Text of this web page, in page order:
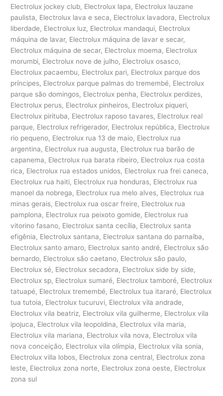
Electrolux jockey club, Electrolux lapa, Electrolux lauzane
paulista, Electrolux lava e seca, Electrolux lavadora, Electrolux
liberdade, Electrolux luz, Electrolux mandaqui, Electrolux
máquina de lavar, Electrolux máquina de lavar e secar,
Electrolux máquina de secar, Electrolux moema, Electrolux
morumbi, Electrolux nove de julho, Electrolux osasco,
Electrolux pacaembu, Electrolux pari, Electrolux parque dos
príncipes, Electrolux parque palmas do tremembé, Electrolux
parque são domingos, Electrolux penha, Electrolux perdizes,
Electrolux perus, Electrolux pinheiros, Electrolux piqueri,
Electrolux pirituba, Electrolux raposo tavares, Electrolux real
parque, Electrolux refrigerador, Electrolux república, Electrolux
rio pequeno, Electrolux rua 13 de maio, Electrolux rua
argentina, Electrolux rua augusta, Electrolux rua barão de
capanema, Electrolux rua barata ribeiro, Electrolux rua costa
rica, Electrolux rua estados unidos, Electrolux rua frei caneca,
Electrolux rua haiti, Electrolux rua honduras, Electrolux rua
manoel da nobrega, Electrolux rua melo alves, Electrolux rua
minas gerais, Electrolux rua oscar freire, Electrolux rua
pamplona, Electrolux rua peixoto gomide, Electrolux rua
vitorino fasano, Electrolux santa cecília, Electrolux santa
efigênia, Electrolux santana, Electrolux santana do parnaíba,
Electrolux santo amaro, Electrolux santo andré, Electrolux são
bernardo, Electrolux são caetano, Electrolux são paulo,
Electrolux sé, Electrolux secadora, Electrolux side by side,
Electrolux sp, Electrolux sumaré, Electrolux tamboré, Electrolux
tatuapé, Electrolux tremembé, Electrolux tua itararé, Electrolux
tua tutoia, Electrolux tucuruvi, Electrolux vila andrade,
Electrolux vila beatriz, Electrolux vila guilherme, Electrolux vila
ipojuca, Electrolux vila leopoldina, Electrolux vila maria,
Electrolux vila mariana, Electrolux vila nova, Electrolux vila
nova conceição, Electrolux vila olímpia, Electrolux vila sonia,
Electrolux villa lobos, Electrolux zona central, Electrolux zona
leste, Electrolux zona norte, Electrolux zona oeste, Electrolux
zona sul